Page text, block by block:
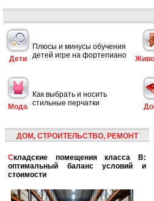
Дети
Плюсы и минусы обучения
детей игре на фортепиано
Мода
Как выбрать и носить
стильные перчатки
ДОМ, СТРОИТЕЛЬСТВО, РЕМОНТ
Складские помещения класса B:
оптимальный баланс условий и
стоимости